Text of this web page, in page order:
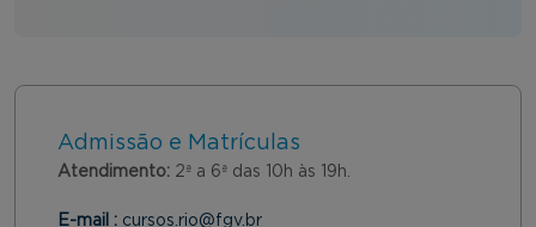
Admissão e Matrículas
Atendimento: 2ª a 6ª das 10h às 19h.
E-mail : cursos.rio@fgv.br